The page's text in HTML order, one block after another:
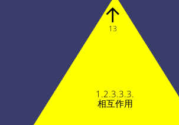
1.2.3.3.3.
相互作用
↑
13